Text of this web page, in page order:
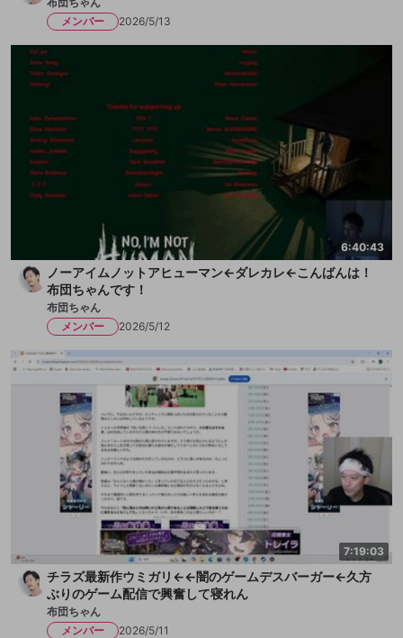
メンバー
2026/5/13
6:40:43
ノーアイムノットアヒューマン←ダレカレ←こんばんは！
布団ちゃんです！
布団ちゃん
メンバー
2026/5/12
7:19:03
チラズ最新作ウミガリ←←闇のゲームデスバーガー←久方
ぶりのゲーム配信で興奮して寝れん
布団ちゃん
メンバー
2026/5/11